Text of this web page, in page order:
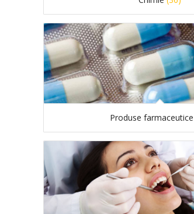
Produse farmaceutice